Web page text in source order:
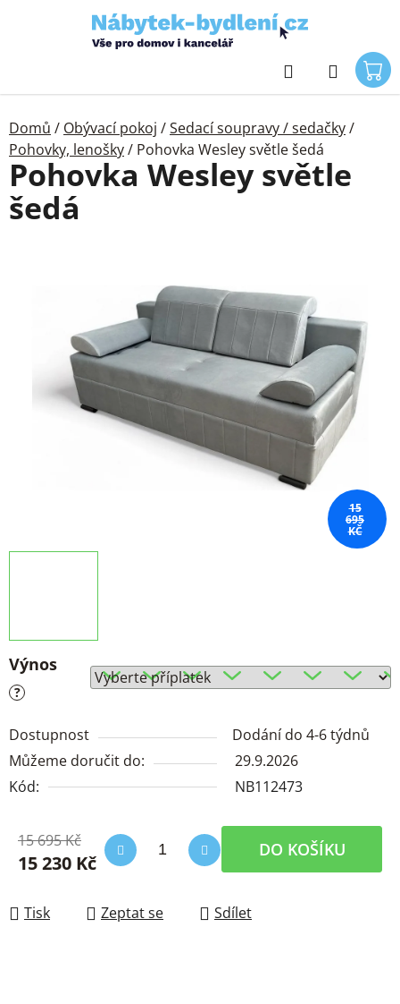
Hledat
Domů / Obývací pokoj /Sedací soupravy / sedačky/
Pohovky, lenošky/ Pohovka Wesley světle šedá
Výnos
?
Dostupnost
Dodání do 4-6 týdnů
Můžeme doručit do:
29.9.2026
Kód:
NB112473
15 695 Kč
15 230 Kč
DO KOŠÍKU
Tisk Zeptat se Sdílet
Pohovka Wesley světle
šedá
15
695
KČ